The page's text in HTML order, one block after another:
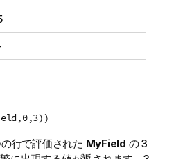
行で評価された MyField の 3